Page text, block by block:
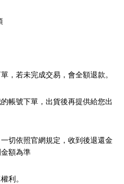
，若未完成交易，會全額退款。
帳號下單，出貨後再提供給您出
切依照官網規定，收到後退還金
額為準
利。